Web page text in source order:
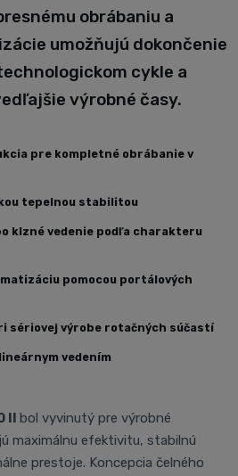
obrábaniu a
umožňujú dokončenie
cykle a
výrobné časy.
pre kompletné obrábanie v
tepelnou stabilitou
klzné vedenie podľa charakteru
pomocou portálových
sériovej výrobe rotačných súčastí
vedením
IIbol vyvinutý pre výrobné
maximálnu efektivitu, stabilnú
prestoje. Koncepcia čelného